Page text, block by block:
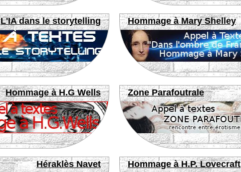
L'IA dans le storytelling Hommage à Mary Shelley
Hommage à H.G Wells Zone Parafoutrale
Héraklès Navet Hommage à H.P. Lovecraft